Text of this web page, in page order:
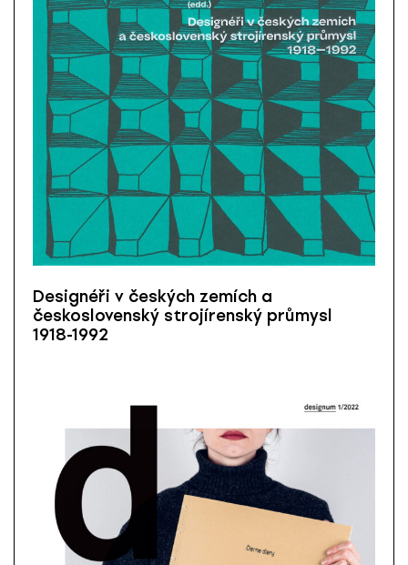
Designéři v českých zemích a
československý strojírenský průmysl
1918-1992